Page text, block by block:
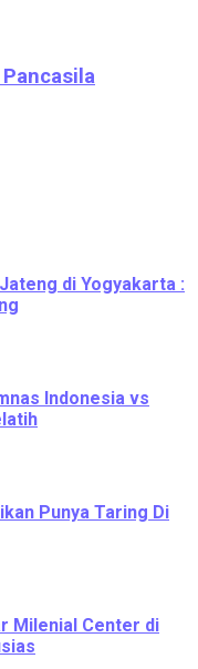
di Yogyakarta :
Indonesia vs
Punya Taring Di
Milenial Center di